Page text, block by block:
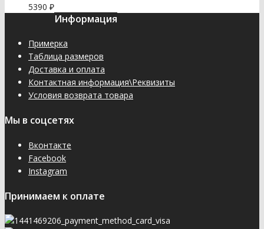
5390 ₽
Информация
Примерка
Таблица размеров
Доставка и оплата
Контактная информация\Реквизиты
Условия возврата товара
Мы в соцсетях
Вконтакте
Facebook
Instagram
Принимаем к оплате